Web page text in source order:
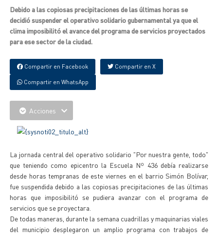
Debido a las copiosas precipitaciones de las últimas horas se
decidió suspender el operativo solidario gubernamental ya que el
clima imposibilitó el avance del programa de servicios proyectados
para ese sector de la ciudad.
Compartir en Facebook Compartir en X
Compartir en WhatsApp
Acciones
La jornada central del operativo solidario "Por nuestra gente, todo"
que teniendo como epicentro la Escuela Nº 436 debía realizarse
desde horas tempranas de este viernes en el barrio Simón Bolívar,
fue suspendida debido a las copiosas precipitaciones de las últimas
horas que imposibilitó se pudiera avanzar con el programa de
servicios que se proyectara.
De todas maneras, durante la semana cuadrillas y maquinarias viales
del municipio desplegaron un amplio programa con trabajos de